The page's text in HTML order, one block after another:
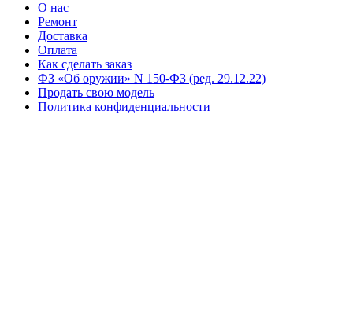
О нас
Ремонт
Доставка
Оплата
Как сделать заказ
ФЗ «Об оружии» N 150-ФЗ (ред. 29.12.22)
Продать свою модель
Политика конфиденциальности